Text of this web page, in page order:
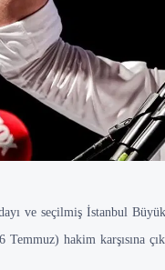
ve seçilmiş İstanbul
hakim karşısına